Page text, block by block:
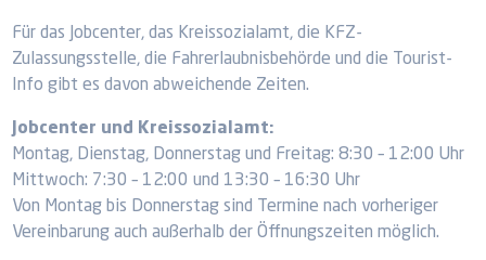
Für das Jobcenter, das Kreissozialamt, die KFZ-
Zulassungsstelle, die Fahrerlaubnisbehörde und die Tourist-
Info gibt es davon abweichende Zeiten.
Jobcenter und Kreissozialamt:
Montag, Dienstag, Donnerstag und Freitag: 8:30 – 12:00 Uhr
Mittwoch: 7:30 – 12:00 und 13:30 – 16:30 Uhr
Von Montag bis Donnerstag sind Termine nach vorheriger
Vereinbarung auch außerhalb der Öffnungszeiten möglich.